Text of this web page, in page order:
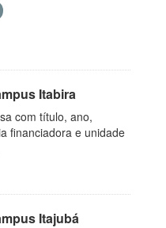
Itabira
com título, ano,
financiadora e unidade
Itajubá